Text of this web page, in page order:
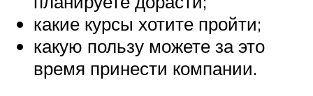
какие курсы хотите пройти;
какую пользу можете за это
время принести компании.